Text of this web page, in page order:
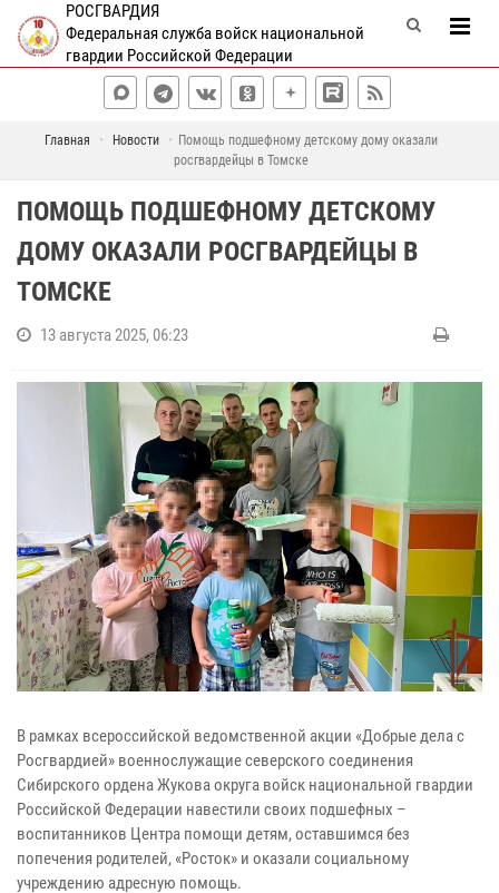
РОСГВАРДИЯ
Федеральная служба войск национальной
гвардии Российской Федерации
Главная Новости
Помощь подшефному детскому дому оказали
росгвардейцы в Томске
ПОМОЩЬ ПОДШЕФНОМУ ДЕТСКОМУ
ДОМУ ОКАЗАЛИ РОСГВАРДЕЙЦЫ В
ТОМСКЕ
13 августа 2025, 06:23
В рамках всероссийской ведомственной акции «Добрые дела с
Росгвардией» военнослужащие северского соединения
Сибирского ордена Жукова округа войск национальной гвардии
Российской Федерации навестили своих подшефных –
воспитанников Центра помощи детям, оставшимся без
попечения родителей, «Росток» и оказали социальному
учреждению адресную помощь.